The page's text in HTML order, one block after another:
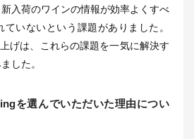
入荷のワインの情報が効率よくすべ
いないという課題がありました。
げは、これらの課題を一気に解決す
した。
を選んでいただいた理由につい